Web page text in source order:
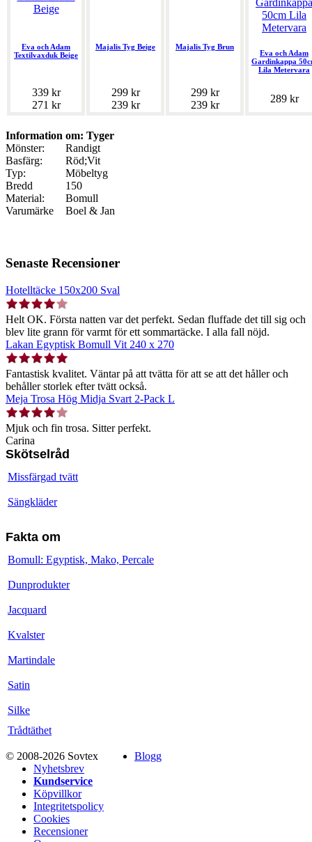
Eva och Adam
Textilvaxduk Beige
339 kr
271 kr
Majalis Tyg Beige
299 kr
239 kr
Majalis Tyg Brun
299 kr
239 kr
Eva och Adam
Gardinkappa
Lila Metervara
289 kr
Information om: Tyger
Mönster:
Randigt
Basfärg:
Röd;Vit
Typ:
Möbeltyg
Bredd
150
Material:
Bomull
Varumärke
Boel & Jan
Senaste Recensioner
Hotelltäcke 150x200 Sval
Helt OK. Första natten var det perfekt. Sedan fluffade det till sig och
blev lite grann för varmt för ett sommartäcke. I alla fall nöjd.
Lakan Egyptisk Bomull Vit 240 x 270
Fantastisk kvalitet. Väntar på att tvätta för att se att det håller och
behåller storlek efter tvätt också.
Meja Trosa Hög Midja Svart 2-Pack L
Mjuk och fin trosa. Sitter perfekt.
Carina
Skötselråd
Missfärgad tvätt
Sängkläder
Fakta om
Bomull: Egyptisk, Mako, Percale
Dunprodukter
Jacquard
Kvalster
Martindale
Satin
Silke
Trådtäthet
© 2008-2026 Sovtex
Blogg
Nyhetsbrev
Kundservice
Köpvillkor
Integritetspolicy
Cookies
Recensioner